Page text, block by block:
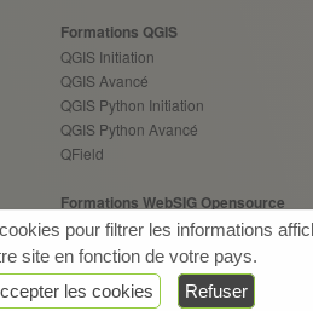
pour filtrer les informations
site en fonction de votre pays.
les cookies
Refuser
Formations QGIS
QGIS Initiation
QGIS Avancé
QGIS Python Initiation
QGIS Python Avancé
QField
Formations WebSIG Opensource
Architect. WebSIG Opensource
Geoserver
API OpenLayers
API Leaflet